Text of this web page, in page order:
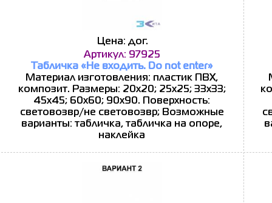
Цена: дог.
Артикул: 97925
Табличка «Не входить. Do not enter»
Материал изготовления: пластик ПВХ,
композит. Размеры: 20x20; 25x25; 33x33;
45x45; 60x60; 90x90. Поверхность:
световозвр/не световозвр; Возможные
варианты: табличка, табличка на опоре,
наклейка